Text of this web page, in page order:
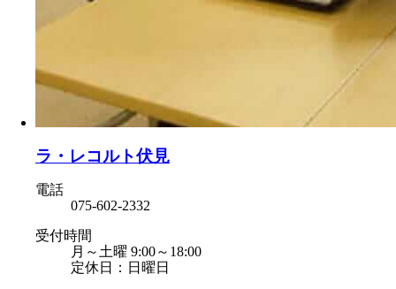
ラ・レコルト伏見
電話
075-602-2332
受付時間
月～土曜 9:00～18:00
定休日：日曜日